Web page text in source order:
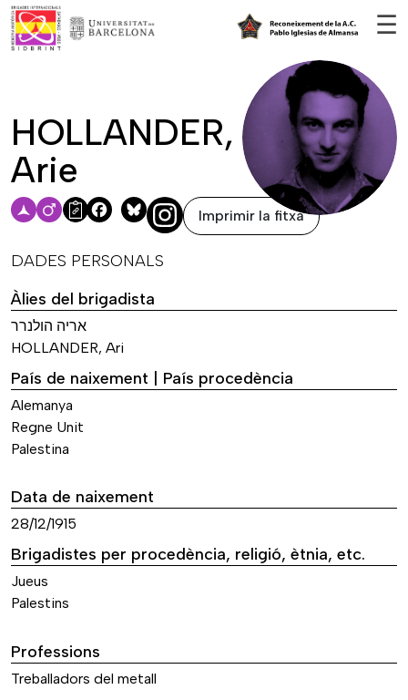
☰
HOLLANDER,
Arie
Facebook
Bluesky Imprimir la fitxa
DADES PERSONALS
Àlies del brigadista
אריה הולנרר
HOLLANDER, Ari
País de naixement | País procedència
Alemanya
Regne Unit
Palestina
Data de naixement
28/12/1915
Brigadistes per procedència, religió, ètnia, etc.
Jueus
Palestins
Professions
Treballadors del metall